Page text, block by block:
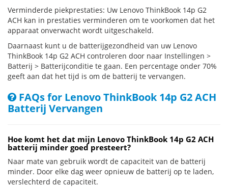
Verminderde piekprestaties: Uw Lenovo ThinkBook 14p G2
ACH kan in prestaties verminderen om te voorkomen dat het
apparaat onverwacht wordt uitgeschakeld.
Daarnaast kunt u de batterijgezondheid van uw Lenovo
ThinkBook 14p G2 ACH controleren door naar Instellingen >
Batterij > Batterijconditie te gaan. Een percentage onder 70%
geeft aan dat het tijd is om de batterij te vervangen.
FAQs for Lenovo ThinkBook 14p G2 ACH
Batterij Vervangen
Hoe komt het dat mijn Lenovo ThinkBook 14p G2 ACH
batterij minder goed presteert?
Naar mate van gebruik wordt de capaciteit van de batterij
minder. Door elke dag weer opnieuw de batterij op te laden,
verslechterd de capaciteit.